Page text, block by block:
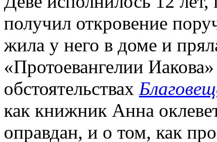
получил откровение
жила у него в доме и
«Протоевангелии
обстоятельствах
как книжник Анна
оправдан, и о том, как